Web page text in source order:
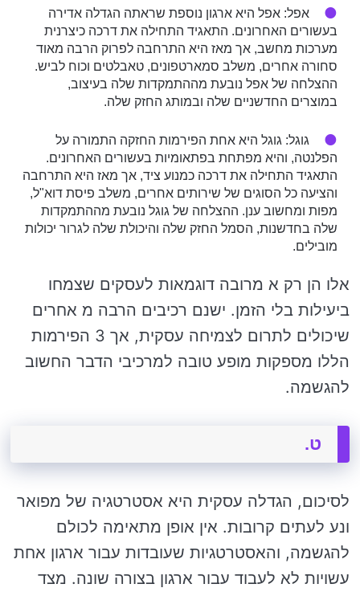
אפל: אפל היא ארגון נוספת שראתה הגדלה אדירה
בעשורים האחרונים. התאגיד התחילה את דרכה כיצרנית
מערכות מחשב, אך מאז היא התרחבה לפרוק הרבה מאוד
סחורה אחרים, משלב סמארטפונים, טאבלטים וכוח לביש.
ההצלחה של אפל נובעת מההתמקדות שלה בעיצוב,
במוצרים החדשניים שלה ובמותג החזק שלה.
גוגל: גוגל היא אחת הפירמות החזקה התמורה על
הפלנטה, והיא מפתחת בפתאומיות בעשורים האחרונים.
התאגיד התחילה את דרכה כמנוע ציד, אך מאז היא התרחבה
והציעה כל הסוגים של שירותים אחרים, משלב פיסת דוא"ל,
מפות ומחשוב ענן. ההצלחה של גוגל נובעת מההתמקדות
שלה בחדשנות, הסמל החזק שלה והיכולת שלה לגרור יכולות
מובילים.
אלו הן רק א מרובה דוגמאות לעסקים שצמחו
ביעילות בלי הזמן. ישנם רכיבים הרבה מ אחרים
שיכולים לתרום לצמיחה עסקית, אך 3 הפירמות
הללו מספקות מופע טובה למרכיבי הדבר החשוב
להגשמה.
ט.
לסיכום, הגדלה עסקית היא אסטרטגיה של מפואר
ונע לעתים קרובות. אין אופן מתאימה לכולם
להגשמה, והאסטרטגיות שעובדות עבור ארגון אחת
עשויות לא לעבוד עבור ארגון בצורה שונה. מצד